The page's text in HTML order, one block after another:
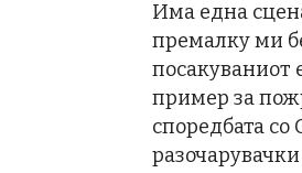
Има една
премалку ми
посакуваниот
пример за
споредбата со